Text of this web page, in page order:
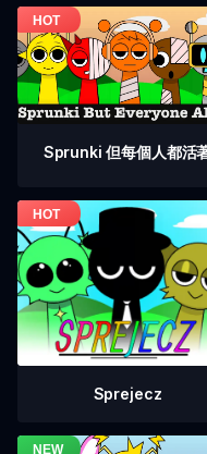
Sprunki 但每個人都活
Sprejecz